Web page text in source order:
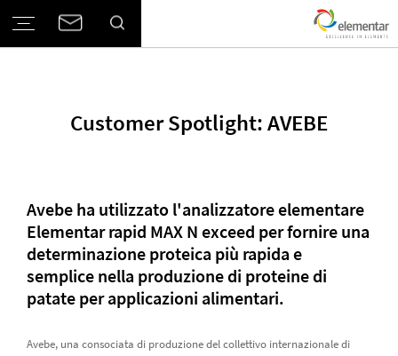
Customer Spotlight: AVEBE
Avebe ha utilizzato l'analizzatore elementare
Elementar rapid MAX N exceed per fornire una
determinazione proteica più rapida e
semplice nella produzione di proteine ​​di
patate per applicazioni alimentari.
Avebe, una consociata di produzione del collettivo internazionale di